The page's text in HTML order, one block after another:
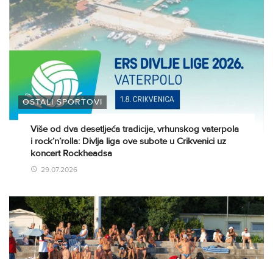
OSTALI SPORTOVI
Više od dva desetljeća tradicije, vrhunskog vaterpola
i rock’n’rolla: Divlja liga ove subote u Crikvenici uz
koncert Rockheadsa
29.07.2026